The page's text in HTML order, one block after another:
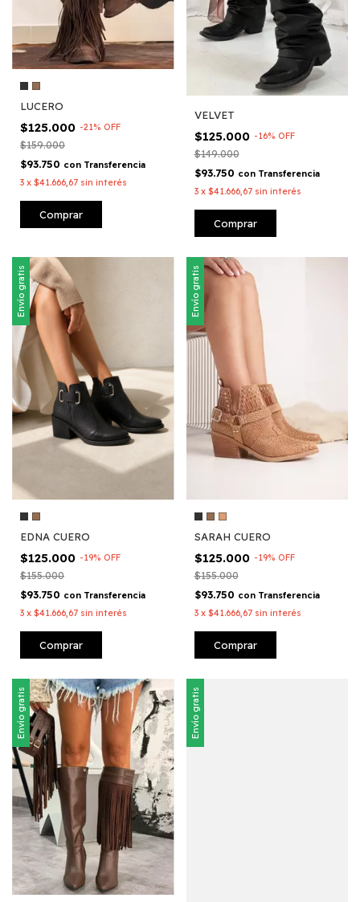
LUCERO
$125.000 -21% OFF
$159.000
$93.750 con Transferencia
3 x $41.666,67 sin interés
Comprar
VELVET
$125.000 -16% OFF
$149.000
$93.750 con Transferencia
3 x $41.666,67 sin interés
Comprar
Envío gratis
EDNA CUERO
$125.000 -19% OFF
$155.000
$93.750 con Transferencia
3 x $41.666,67 sin interés
Comprar
Envío gratis
SARAH CUERO
$125.000 -19% OFF
$155.000
$93.750 con Transferencia
3 x $41.666,67 sin interés
Comprar
Envío gratis Envío gratis